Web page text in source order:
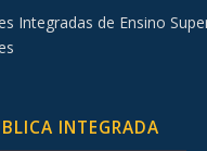
Integradas de Ensino
INTEGRADA